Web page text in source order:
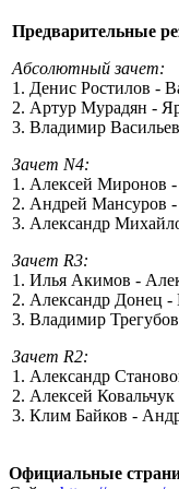
Предварительные
Абсолютный зачет:
1. Денис Ростилов -
2. Артур Мурадян -
3. Владимир
Зачет N4:
1. Алексей Миронов
2. Андрей Мансуров
3. Александр
Зачет R3:
1. Илья Акимов -
2. Александр Донец
3. Владимир
Зачет R2:
1. Александр
2. Алексей
3. Клим Байков -
Официальные